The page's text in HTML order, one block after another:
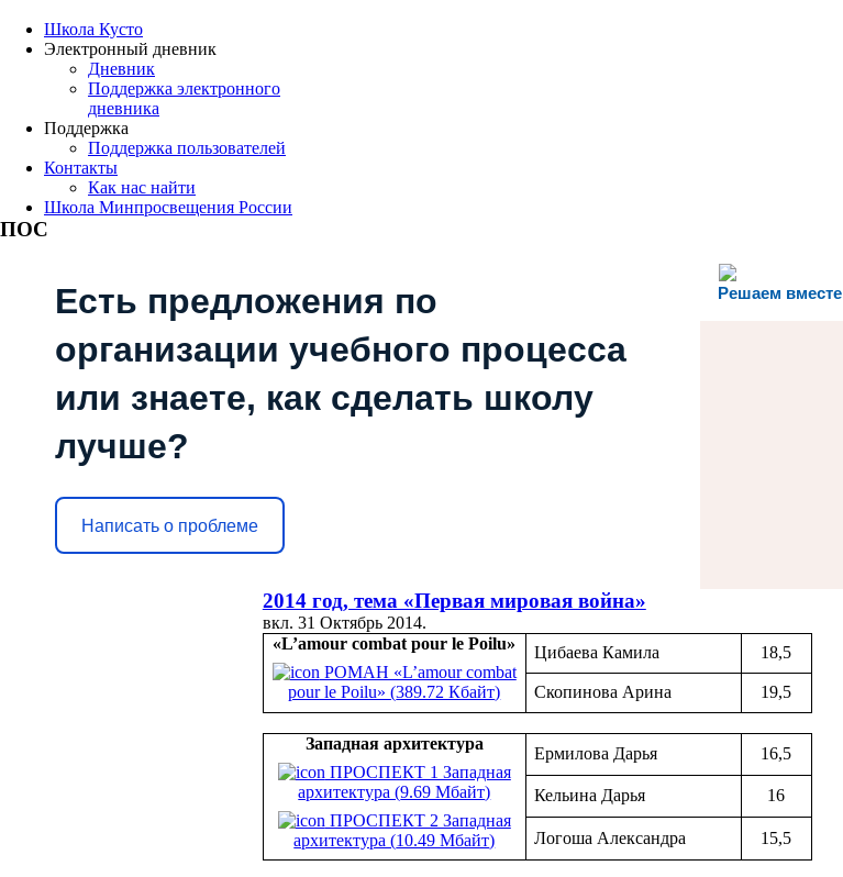
Школа Кусто
Электронный дневник
Дневник
Поддержка электронного
дневника
Поддержка
Поддержка пользователей
Контакты
Как нас найти
Школа Минпросвещения России
ПОС
Решаем вместе
Есть предложения по
организации учебного процесса
или знаете, как сделать школу
лучше?
Написать о проблеме
2014 год, тема «Первая мировая война»
вкл. 31 Октябрь 2014.
«L’amour combat pour le Poilu»
РОМАН «L’amour combat
pour le Poilu» (389.72 Кбайт)
Цибаева Камила 18,5
Скопинова Арина 19,5
Западная архитектура
ПРОСПЕКТ 1 Западная
архитектура (9.69 Мбайт)
ПРОСПЕКТ 2 Западная
архитектура (10.49 Мбайт)
Ермилова Дарья 16,5
Кельина Дарья 16
Логоша Александра 15,5